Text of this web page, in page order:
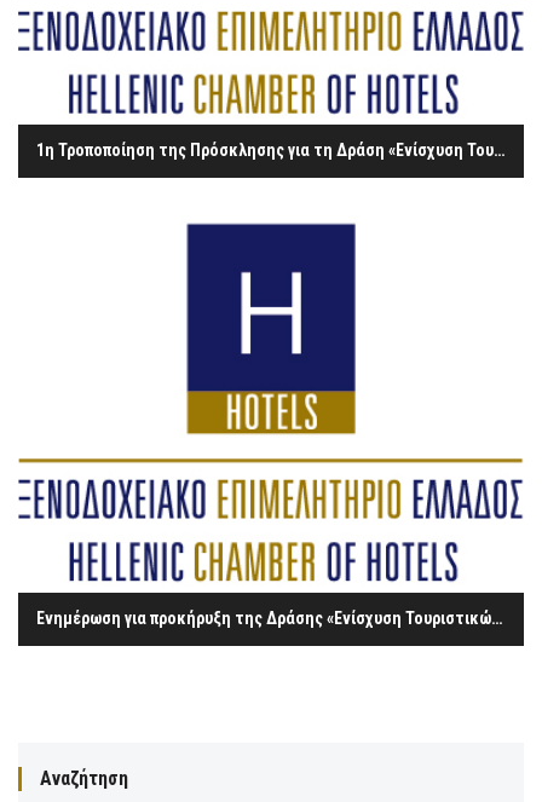
1η Τροποποίηση της Πρόσκλησης για τη Δράση «Ενίσχυση Τουριστικών ΜΜΕ για τον εκσυγχρονισμό τους και την ποιοτική αναβάθμιση των παρεχομένων υπηρεσιών»
Ενημέρωση για προκήρυξη της Δράσης «Ενίσχυση Τουριστικών ΜΜΕ επιχειρήσεων για τον εκσυγχρονισμό τους και την ποιοτική αναβάθμιση των παρεχόμενων υπηρεσιών» (ΕΠΑνΕΚ 2014-2020)
Αναζήτηση